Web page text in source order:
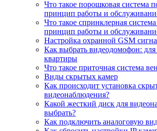
Что такое порошковая система
принцип работы и
Что такое спринклерная
принцип работы и
Настройка охранной GSM
Как выбрать видеодомофон: для
квартиры
Что такое приточная система
Виды скрытых камер
Как происходит установка
видеонаблюдения?
Какой жесткий диск для
выбрать?
Как подключить аналоговую